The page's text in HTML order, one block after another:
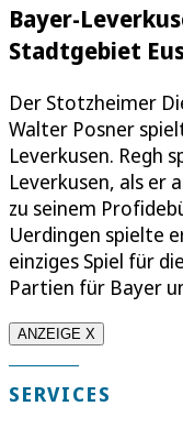
Bayer-
Stadtgebiet
Der Stotzheimer
Walter Posner
Leverkusen. Regh
Leverkusen, als er
zu seinem
Uerdingen spielte
einziges Spiel für
Partien für Bayer
ANZEIGE X
SERVICES